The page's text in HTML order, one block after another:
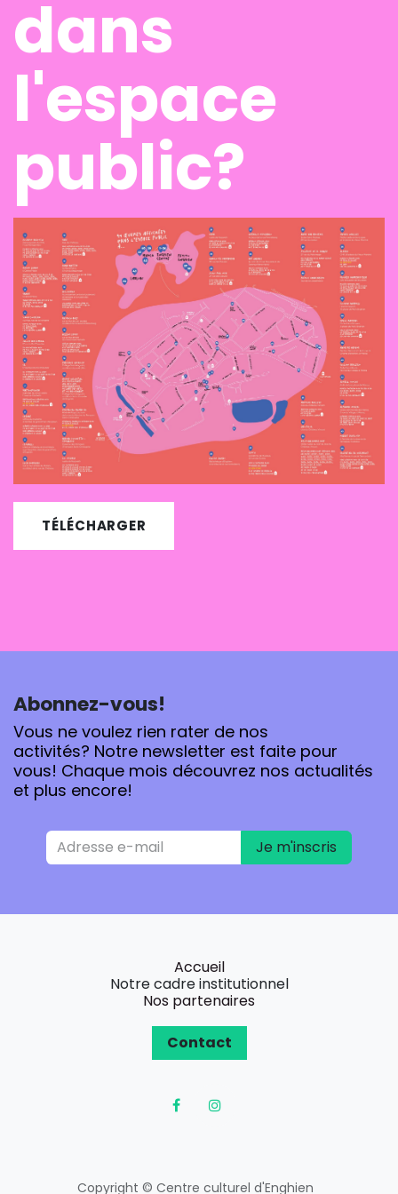
dans
l'espace
public?
TÉLÉCHARGER
Abonnez-vous!
Vous ne voulez rien rater de nos
activités? Notre newsletter est faite pour
vous! Chaque mois découvrez nos actualités
et plus encore!
Je m'inscris
Accueil
Notre cadre institutionnel
Nos partenaires
Contact
Copyright © Centre culturel d'Enghien